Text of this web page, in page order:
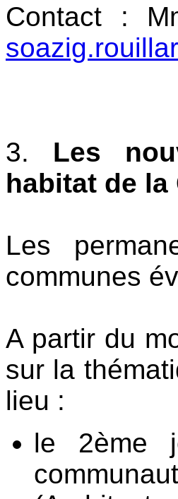
Contact :
3. Les
habitat de la
Les
communes
A partir du
sur la
lieu :
le 2ème